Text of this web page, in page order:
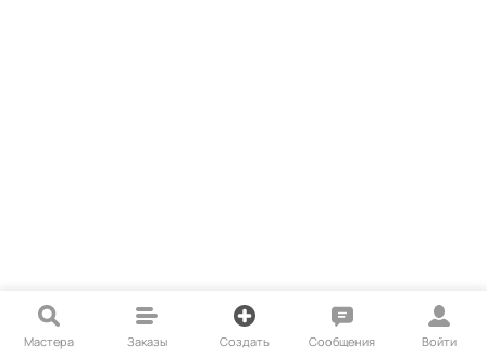
Мастера Заказы Создать Сообщения Войти